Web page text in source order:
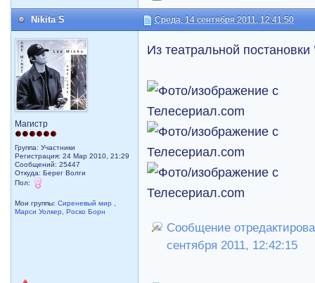
Nikita S Среда, 14 сентября 2011, 12:41:50
Магистр
Группа: Участники
Регистрация: 24 Мар 2010, 21:29
Сообщений: 25447
Откуда: Берег Волги
Пол:
Мои группы:Сиреневый мир
Марси Уолкер
,Роско Борн
Из театральной постановки
Сообщение
сентября 2011, 12:42:15